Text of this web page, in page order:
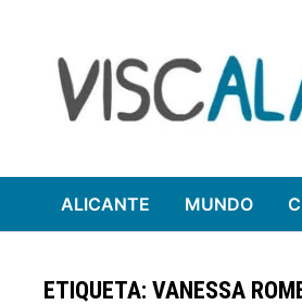
contenido
ALICANTE MUNDO
ETIQUETA:VANESSA